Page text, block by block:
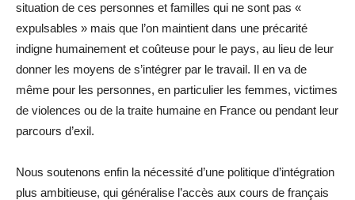
situation de ces personnes et familles qui ne sont pas «
expulsables » mais que l’on maintient dans une précarité
indigne humainement et coûteuse pour le pays, au lieu de leur
donner les moyens de s’intégrer par le travail. Il en va de
même pour les personnes, en particulier les femmes, victimes
de violences ou de la traite humaine en France ou pendant leur
parcours d’exil.
Nous soutenons enfin la nécessité d’une politique d’intégration
plus ambitieuse, qui généralise l’accès aux cours de français